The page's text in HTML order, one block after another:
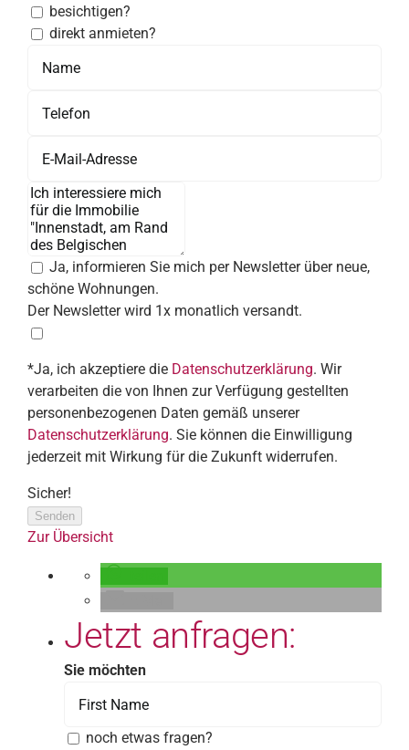
besichtigen?
direkt anmieten?
Ja, informieren Sie mich per Newsletter über neue,
schöne Wohnungen.
Der Newsletter wird 1x monatlich versandt.
*Ja, ich akzeptiere die Datenschutzerklärung. Wir
verarbeiten die von Ihnen zur Verfügung gestellten
personenbezogenen Daten gemäß unserer
Datenschutzerklärung. Sie können die Einwilligung
jederzeit mit Wirkung für die Zukunft widerrufen.
Sicher!
Senden
Zur Übersicht
Jetzt anfragen:
Sie möchten
noch etwas fragen?